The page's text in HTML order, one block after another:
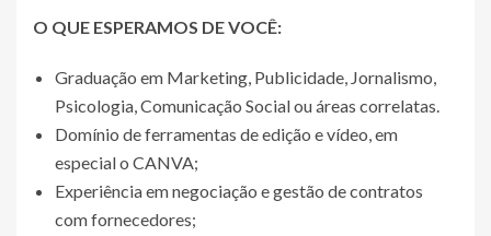
O QUE ESPERAMOS DE VOCÊ:
Graduação em Marketing, Publicidade, Jornalismo,
Psicologia, Comunicação Social ou áreas correlatas.
Domínio de ferramentas de edição e vídeo, em
especial o CANVA;
Experiência em negociação e gestão de contratos
com fornecedores;